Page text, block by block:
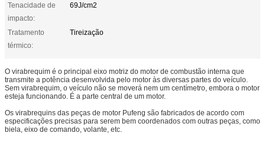
Tenacidade de
impacto:
69J/cm2
Tratamento
térmico:
Tireização
O virabrequim é o principal eixo motriz do motor de combustão interna que
transmite a potência desenvolvida pelo motor às diversas partes do veículo.
Sem virabrequim, o veículo não se moverá nem um centímetro, embora o motor
esteja funcionando. É a parte central de um motor.
Os virabrequins das peças de motor Pufeng são fabricados de acordo com
especificações precisas para serem bem coordenados com outras peças, como
biela, eixo de comando, volante, etc.